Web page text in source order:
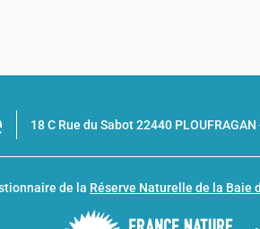
18 C Rue du Sabot 22440
de la Réserve Naturelle de la Baie